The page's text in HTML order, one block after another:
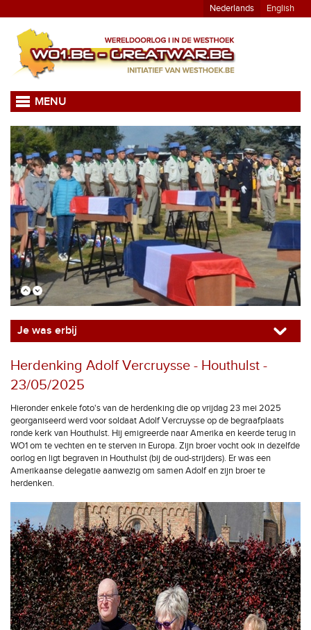
Nederlands English
MENU
Je was erbij
Herdenking Adolf Vercruysse - Houthulst -
23/05/2025
Hieronder enkele foto's van de herdenking die op vrijdag 23 mei 2025
georganiseerd werd voor soldaat Adolf Vercruysse op de begraafplaats
ronde kerk van Houthulst. Hij emigreerde naar Amerika en keerde terug in
WO1 om te vechten en te sterven in Europa. Zijn broer vocht ook in dezelfde
oorlog en ligt begraven in Houthulst (bij de oud-strijders). Er was een
Amerikaanse delegatie aanwezig om samen Adolf en zijn broer te
herdenken.